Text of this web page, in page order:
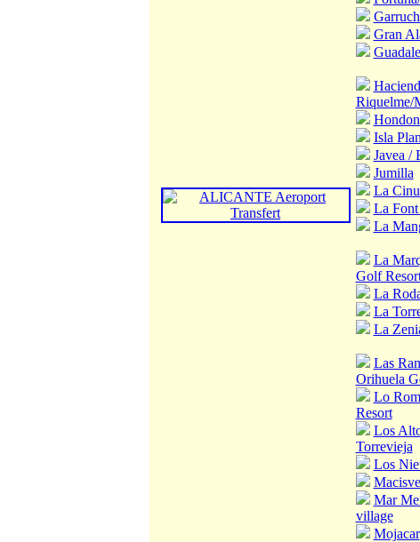
Gran
Riquelme/
Isla
Javea /
Jumilla
La
La
La
La
Golf
La
La
La
Las
Orihuela
Lo
Resort
Los
Torrevieja
Los
Mar
village
Mojacar